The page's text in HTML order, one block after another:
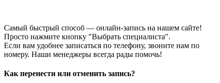
Самый быстрый способ — онлайн-запись на нашем сайте!
Просто нажмите кнопку "Выбрать специалиста".
Если вам удобнее записаться по телефону, звоните нам по
номеру. Наши менеджеры всегда рады помочь!
Как перенести или отменить запись?